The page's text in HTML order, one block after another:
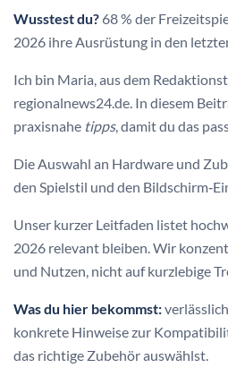
Wusstest du? 68 % der
2026 ihre Ausrüstung in den
Ich bin Maria, aus dem
regionalnews24.de. In diesem
praxisnahe tipps, damit du das
Die Auswahl an Hardware und
den Spielstil und den
Unser kurzer Leitfaden listet
2026 relevant bleiben. Wir
und Nutzen, nicht auf kurzlebige
Was du hier bekommst:
konkrete Hinweise zur
das richtige Zubehör auswählst.